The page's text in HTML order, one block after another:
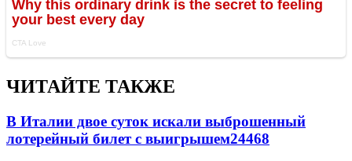
ЧИТАЙТЕ ТАКЖЕ
В Италии двое суток искали выброшенный
лотерейный билет с выигрышем24468